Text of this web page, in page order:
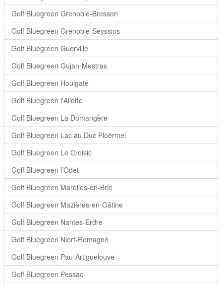
Golf Bluegreen Grenoble-Bresson
Golf Bluegreen Grenoble-Seyssins
Golf Bluegreen Guerville
Golf Bluegreen Gujan-Mestras
Golf Bluegreen Houlgate
Golf Bluegreen l'Ailette
Golf Bluegreen La Domangère
Golf Bluegreen Lac au Duc Ploërmel
Golf Bluegreen Le Croisic
Golf Bluegreen l’Odet
Golf Bluegreen Marolles-en-Brie
Golf Bluegreen Mazières-en-Gâtine
Golf Bluegreen Nantes-Erdre
Golf Bluegreen Niort-Romagné
Golf Bluegreen Pau-Artiguelouve
Golf Bluegreen Pessac